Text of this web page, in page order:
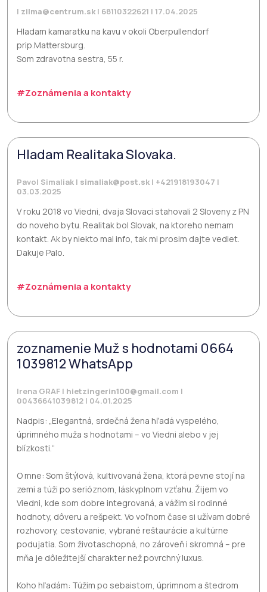
| zilma@centrum.sk | 68110322621 | 17.04.2025
Hladam kamaratku na kavu v okoli Oberpullendorf
prip.Mattersburg.
Som zdravotna sestra, 55 r.
#Zoznámenia a kontakty
Hladam Realitaka Slovaka.
Pavol Simaliak | simaliak@post.sk | +421918193047 |
03.03.2025
V roku 2018 vo Viedni, dvaja Slovaci stahovali 2 Sloveny z PN
do noveho bytu. Realitak bol Slovak, na ktoreho nemam
kontakt. Ak by niekto mal info, tak mi prosim dajte vediet.
Dakuje Palo.
#Zoznámenia a kontakty
zoznamenie Muž s hodnotami 0664
1039812 WhatsApp
Irena GRAF | hietzingerin100@gmail.com |
00436641039812 | 04.01.2025
Nadpis: „Elegantná, srdečná žena hľadá vyspelého,
úprimného muža s hodnotami – vo Viedni alebo v jej
blízkosti.“
O mne: Som štýlová, kultivovaná žena, ktorá pevne stojí na
zemi a túži po serióznom, láskyplnom vzťahu. Žijem vo
Viedni, kde som dobre integrovaná, a vážim si rodinné
hodnoty, dôveru a rešpekt. Vo voľnom čase si užívam dobré
rozhovory, cestovanie, vybrané reštaurácie a kultúrne
podujatia. Som životaschopná, no zároveň i skromná – pre
mňa je dôležitejší charakter než povrchný luxus.
Koho hľadám: Túžim po sebaistom, úprimnom a štedrom